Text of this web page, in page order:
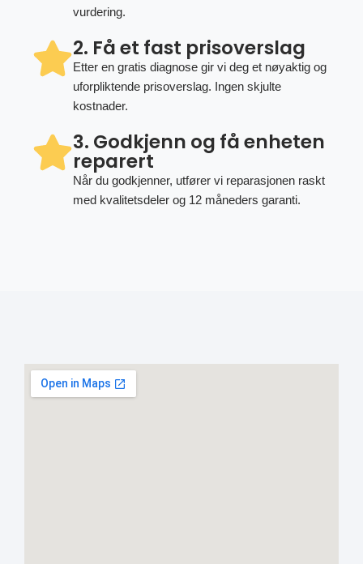
vurdering.
2. Få et fast prisoverslag
Etter en gratis diagnose gir vi deg et nøyaktig og
uforpliktende prisoverslag. Ingen skjulte
kostnader.
3. Godkjenn og få enheten
reparert
Når du godkjenner, utfører vi reparasjonen raskt
med kvalitetsdeler og 12 måneders garanti.